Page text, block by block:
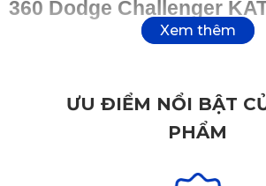
360 Dodge Challenger
Thảm 360 KATA
dành cho Dodge
liền mạch nguyên tấm, yêu cầu kỹ thuật
xác giúp thảm ôm sát mặt sàn, không xô
ƯU ĐIỂM NỔI BẬT
PHẨM